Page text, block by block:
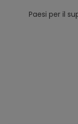
Paesi per il